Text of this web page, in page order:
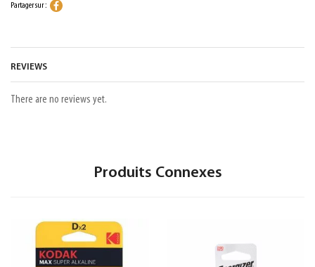
Partager sur :
REVIEWS
There are no reviews yet.
Produits Connexes